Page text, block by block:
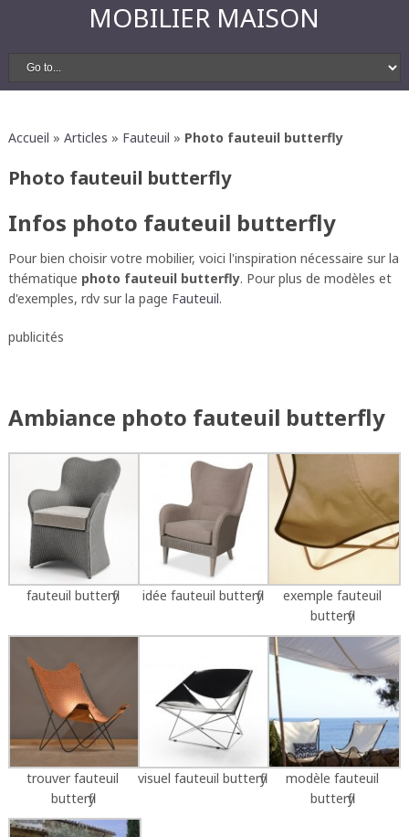
MOBILIER MAISON
Accueil » Articles » Fauteuil » Photo fauteuil butterfly
Photo fauteuil butterfly
Infos photo fauteuil butterfly
Pour bien choisir votre mobilier, voici l'inspiration nécessaire sur la
thématique photo fauteuil butterfly. Pour plus de modèles et
d'exemples, rdv sur la page Fauteuil.
publicités
Ambiance photo fauteuil butterfly
fauteuil butterfly idée fauteuil butterfly
exemple fauteuil
butterfly
trouver fauteuil
butterfly
visuel fauteuil butterfly
modèle fauteuil
butterfly